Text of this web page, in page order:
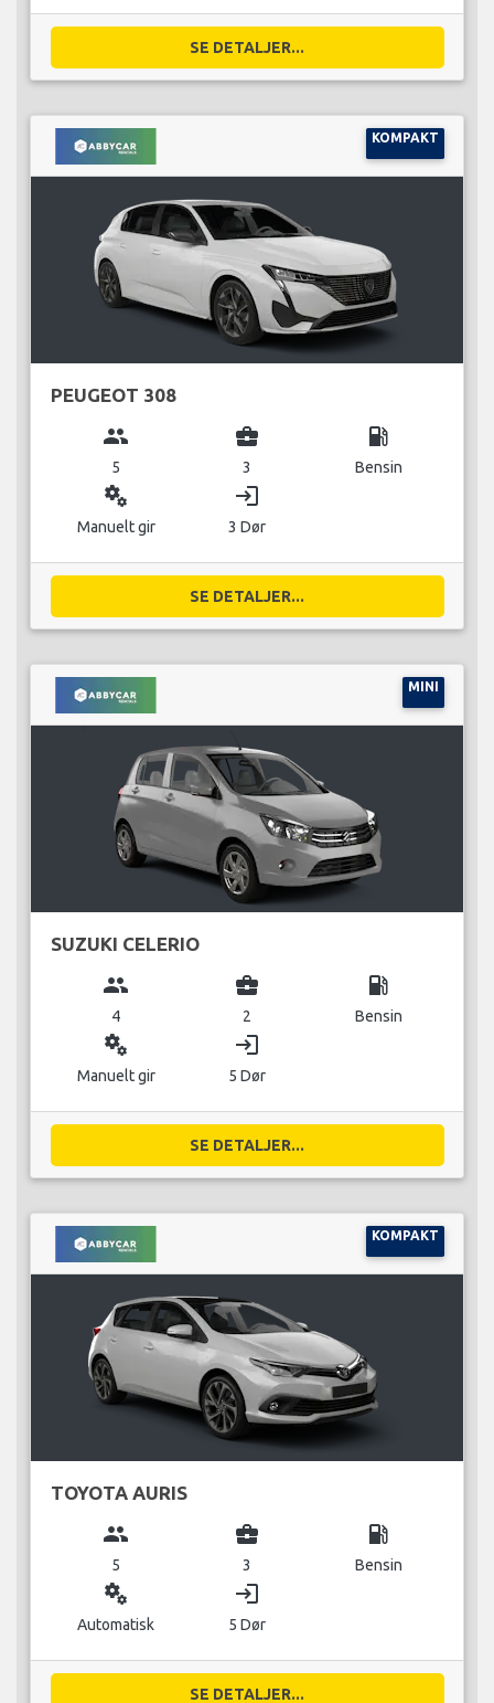
SE DETALJER...
KOMPAKT
PEUGEOT 308
group
5
business_center
3
local_gas_station
Bensin
miscellaneous_services
Manuelt gir
login
3 Dør
SE DETALJER...
MINI
SUZUKI CELERIO
group
4
business_center
2
local_gas_station
Bensin
miscellaneous_services
Manuelt gir
login
5 Dør
SE DETALJER...
KOMPAKT
TOYOTA AURIS
group
5
business_center
3
local_gas_station
Bensin
miscellaneous_services
Automatisk
login
5 Dør
SE DETALJER...